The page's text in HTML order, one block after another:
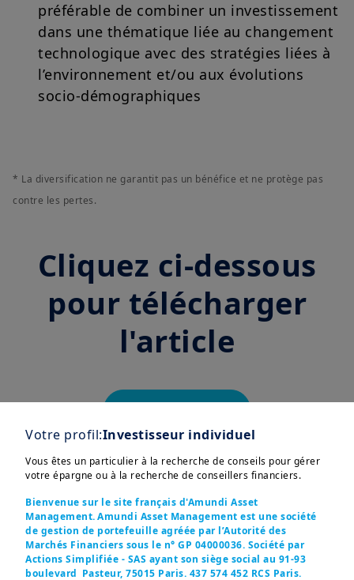
Votre profil:Investisseur individuel
Vous êtes un particulier à la recherche de conseils pour gérer
votre épargne ou à la recherche de conseillers financiers.
Bienvenue sur le site français d'Amundi Asset
Management. Amundi Asset Management est une société
de gestion de portefeuille agréée par l’Autorité des
Marchés Financiers sous le n° GP 04000036. Société par
Actions Simplifiée - SAS ayant son siège social au 91-93
boulevard Pasteur, 75015 Paris. 437 574 452 RCS Paris.
préférable de combiner un investissement
dans une thématique liée au changement
technologique avec des stratégies liées à
l’environnement et/ou aux évolutions
socio-démographiques
* La diversification ne garantit pas un bénéfice et ne protège pas
contre les pertes.
Cliquez ci-dessous
pour télécharger
l'article
Découvrez la note
pédagogique "5
questions que vous